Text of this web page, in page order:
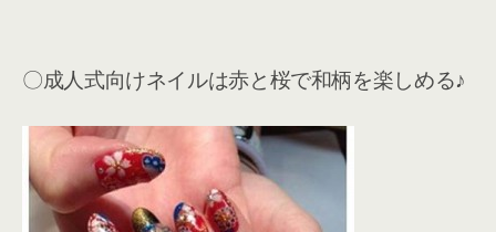
〇成人式向けネイルは赤と桜で和柄を楽しめる♪